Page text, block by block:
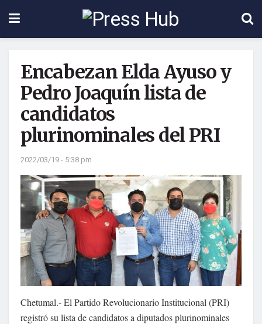
Encabezan Elda Ayuso y
Pedro Joaquín lista de
candidatos
plurinominales del PRI
2022/03/19 - 5:38 pm
Chetumal.- El Partido Revolucionario Institucional (PRI)
registró su lista de candidatos a diputados plurinominales